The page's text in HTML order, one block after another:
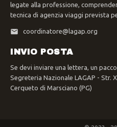
legate alla professione,
tecnica di agenzia viaggi prevista
coordinatore@lagap.org
INVIO POSTA
Se devi inviare una lettera, un
Segreteria Nazionale LAGAP - Str.
Cerqueto di Marsciano (PG)